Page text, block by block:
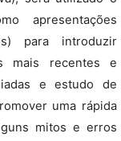
apresentações
para introduzir
mais recentes e
e estudo de
uma rápida
mitos e erros